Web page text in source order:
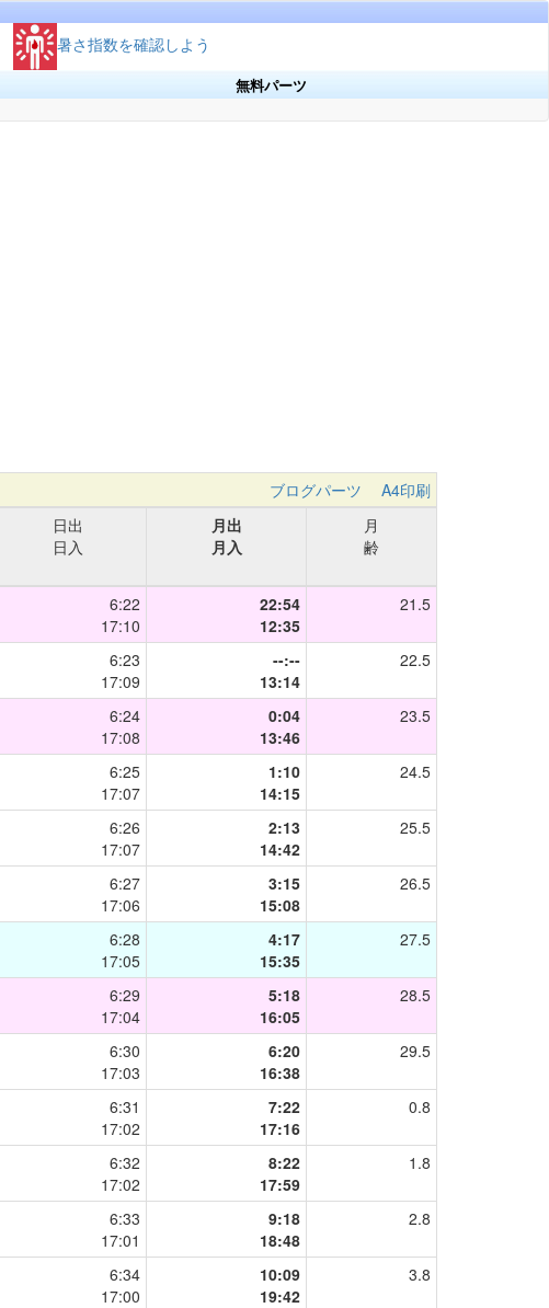
暑さ指数を確認しよう
無料パーツ
ブログパーツ
A4印刷
日出
日入
月出
月入
月
齢
6:22
17:10
22:54
12:35
21.5
6:23
17:09
--:--
13:14
22.5
6:24
17:08
0:04
13:46
23.5
6:25
17:07
1:10
14:15
24.5
6:26
17:07
2:13
14:42
25.5
6:27
17:06
3:15
15:08
26.5
6:28
17:05
4:17
15:35
27.5
6:29
17:04
5:18
16:05
28.5
6:30
17:03
6:20
16:38
29.5
6:31
17:02
7:22
17:16
0.8
6:32
17:02
8:22
17:59
1.8
6:33
17:01
9:18
18:48
2.8
6:34
17:00
10:09
19:42
3.8